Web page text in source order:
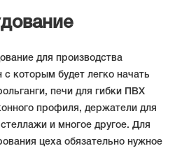
для производства
которым будет легко начать
печи для гибки ПВХ
профиля, держатели для
и многое другое. Для
цеха обязательно нужное